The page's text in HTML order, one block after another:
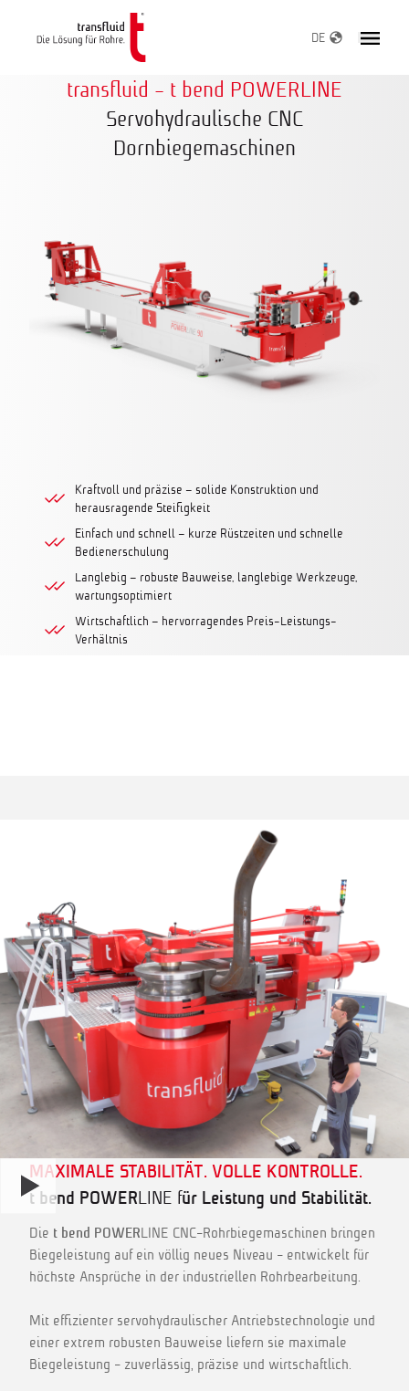
DE
transfluid - t bend POWERLINE
Servohydraulische CNC
Dornbiegemaschinen
Kraftvoll und präzise – solide Konstruktion und
herausragende Steifigkeit
Einfach und schnell – kurze Rüstzeiten und schnelle
Bedienerschulung
Langlebig – robuste Bauweise, langlebige Werkzeuge,
wartungsoptimiert
Wirtschaftlich – hervorragendes Preis-Leistungs-
Verhältnis
MAXIMALE STABILITÄT. VOLLE KONTROLLE.
t bend POWERLINE für Leistung und Stabilität.
Die t bend POWERLINE CNC-Rohrbiegemaschinen bringen
Biegeleistung auf ein völlig neues Niveau - entwickelt für
höchste Ansprüche in der industriellen Rohrbearbeitung.
Mit effizienter servohydraulischer Antriebstechnologie und
einer extrem robusten Bauweise liefern sie maximale
Biegeleistung - zuverlässig, präzise und wirtschaftlich.